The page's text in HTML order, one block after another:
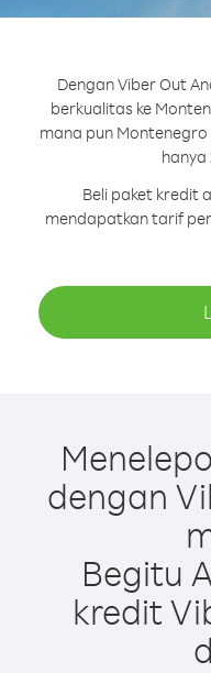
Dengan Viber Out
berkualitas ke
mana pun
hanya
Beli paket kredit
mendapatkan tarif
dengan
Begitu
kredit